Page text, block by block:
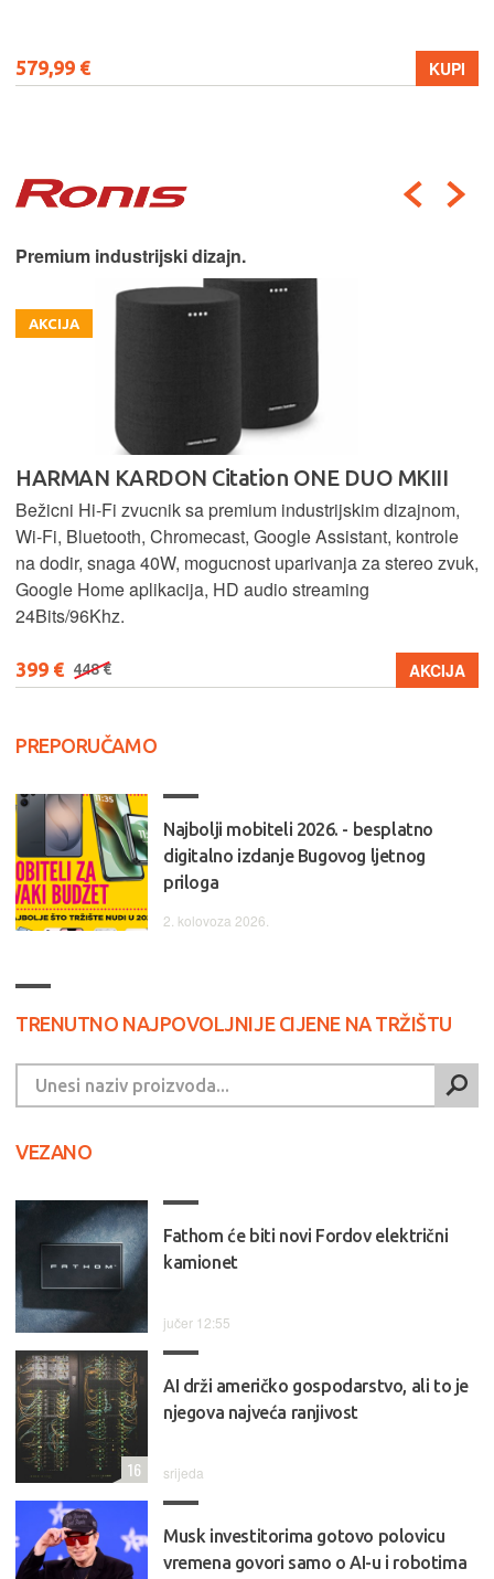
579,99 € KUPI
Premium industrijski dizajn.
AKCIJA
HARMAN KARDON Citation ONE DUO MKIII
Bežicni Hi-Fi zvucnik sa premium industrijskim dizajnom,
Wi-Fi, Bluetooth, Chromecast, Google Assistant, kontrole
na dodir, snaga 40W, mogucnost uparivanja za stereo zvuk,
Google Home aplikacija, HD audio streaming
24Bits/96Khz.
399 € 448 € AKCIJA
PREPORUČAMO
Najbolji mobiteli 2026. - besplatno
digitalno izdanje Bugovog ljetnog
priloga
2. kolovoza 2026.
TRENUTNO NAJPOVOLJNIJE CIJENE NA TRŽIŠTU
VEZANO
Fathom će biti novi Fordov električni
kamionet
jučer 12:55
AI drži američko gospodarstvo, ali to je
njegova najveća ranjivost
srijeda
16
Musk investitorima gotovo polovicu
vremena govori samo o AI-u i robotima